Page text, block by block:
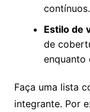
contínuos.
Estilo de
de
enquanto
Faça uma lista
integrante. Por